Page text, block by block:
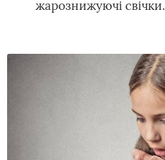
жарознижуючі свічки.